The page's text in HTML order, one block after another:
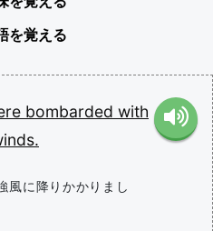
を覚える
bombarded with
風に降りかかりまし